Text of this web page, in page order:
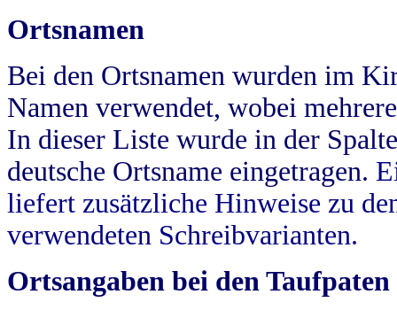
Ortsnamen
Bei den Ortsnamen wurden im
Namen verwendet, wobei
In dieser Liste wurde in der
deutsche Ortsname eingetragen.
liefert zusätzliche Hinweise zu
verwendeten Schreibvarianten.
Ortsangaben bei den Taufpaten